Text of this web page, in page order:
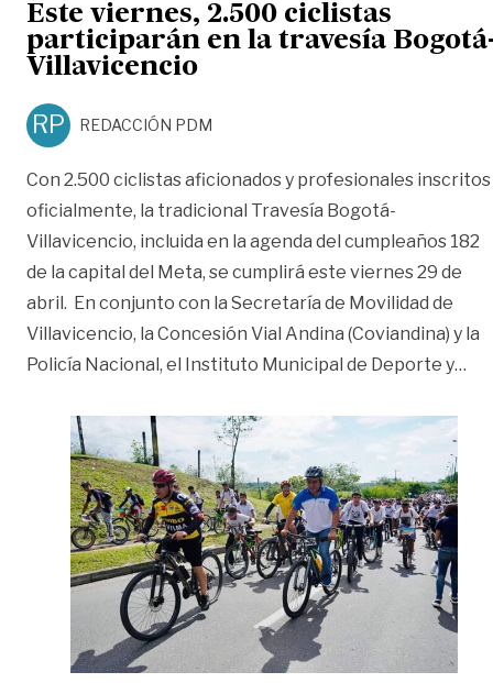
Este viernes, 2.500 ciclistas
participarán en la travesía
Villavicencio
RP REDACCIÓN PDM
Con 2.500 ciclistas aficionados y profesionales inscritos
oficialmente, la tradicional Travesía Bogotá-
Villavicencio, incluida en la agenda del cumpleaños 182
de la capital del Meta, se cumplirá este viernes 29 de
abril. En conjunto con la Secretaría de Movilidad de
Villavicencio, la Concesión Vial Andina (Coviandina) y la
Policía Nacional, el Instituto Municipal de Deporte y…